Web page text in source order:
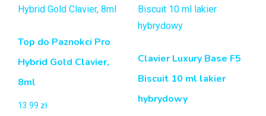
Top do Paznokci Pro
Hybrid Gold Clavier,
8ml
13.99 zł
Clavier Luxury Base F5
Biscuit 10 ml lakier
hybrydowy